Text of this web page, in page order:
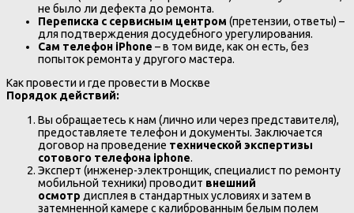
не было ли дефекта до ремонта.
Переписка с сервисным центром (претензии, ответы) –
для подтверждения досудебного урегулирования.
Сам телефон iPhone – в том виде, как он есть, без
попыток ремонта у другого мастера.
Как провести и где провести в Москве
Порядок действий:
Вы обращаетесь к нам (лично или через представителя),
предоставляете телефон и документы. Заключается
договор на проведение технической экспертизы
сотового телефона iphone.
Эксперт (инженер-электронщик, специалист по ремонту
мобильной техники) проводит внешний
осмотр дисплея в стандартных условиях и затем в
затемненной камере с калиброванным белым полем